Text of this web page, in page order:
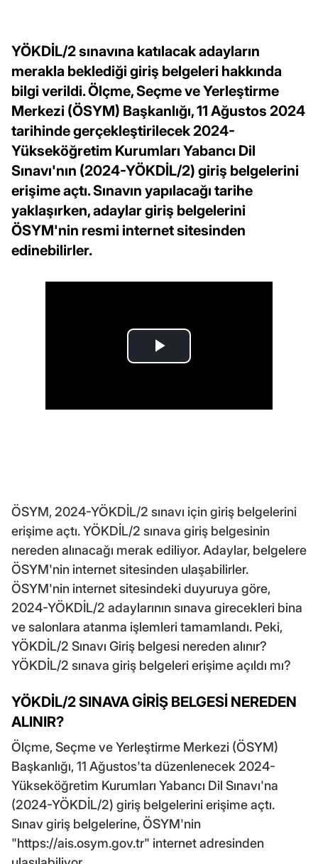
YÖKDİL/2 sınavına katılacak adayların
merakla beklediği giriş belgeleri hakkında
bilgi verildi. Ölçme, Seçme ve Yerleştirme
Merkezi (ÖSYM) Başkanlığı, 11 Ağustos 2024
tarihinde gerçekleştirilecek 2024-
Yükseköğretim Kurumları Yabancı Dil
Sınavı'nın (2024-YÖKDİL/2) giriş belgelerini
erişime açtı. Sınavın yapılacağı tarihe
yaklaşırken, adaylar giriş belgelerini
ÖSYM'nin resmi internet sitesinden
edinebilirler.
ÖSYM, 2024-YÖKDİL/2 sınavı için giriş belgelerini
erişime açtı. YÖKDİL/2 sınava giriş belgesinin
nereden alınacağı merak ediliyor. Adaylar, belgelere
ÖSYM'nin internet sitesinden ulaşabilirler.
ÖSYM'nin internet sitesindeki duyuruya göre,
2024-YÖKDİL/2 adaylarının sınava girecekleri bina
ve salonlara atanma işlemleri tamamlandı. Peki,
YÖKDİL/2 Sınavı Giriş belgesi nereden alınır?
YÖKDİL/2 sınava giriş belgeleri erişime açıldı mı?
YÖKDİL/2 SINAVA GİRİŞ BELGESİ NEREDEN
ALINIR?
Ölçme, Seçme ve Yerleştirme Merkezi (ÖSYM)
Başkanlığı, 11 Ağustos'ta düzenlenecek 2024-
Yükseköğretim Kurumları Yabancı Dil Sınavı'na
(2024-YÖKDİL/2) giriş belgelerini erişime açtı.
Sınav giriş belgelerine, ÖSYM'nin
"https://ais.osym.gov.tr" internet adresinden